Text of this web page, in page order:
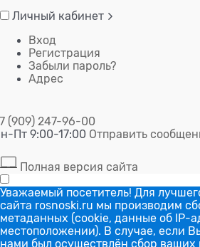
Личный кабинет
Вход
Регистрация
Забыли пароль?
Адрес
(909) 247-96-00
Пт 9:00-17:00 Отправить
Полная версия сайта
Уважаемый посетитель! Для
сайта rosnoski.ru мы производим
метаданных (cookie, данные об IP-
местоположении). В случае, если
нами был осуществлён сбор